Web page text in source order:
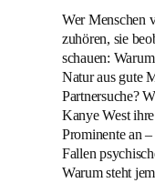
Wer Menschen
zuhören, sie
schauen:
Natur aus gute
Partnersuche?
Kanye West
Prominente an
Fallen
Warum steht